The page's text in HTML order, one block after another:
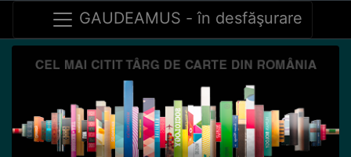
GAUDEAMUS - în desfăşurare